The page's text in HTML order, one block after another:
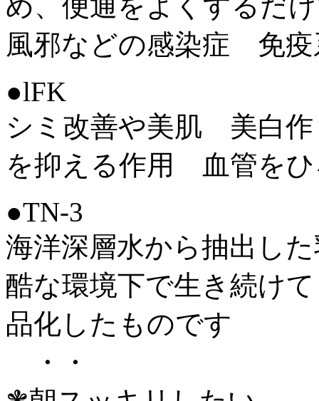
風邪などの感染症 免
●lFK
シミ改善や美肌 美白
を抑える作用 血管をひ
●TN-3
海洋深層水から抽出し
酷な環境下で生き続け
品化したものです
・・